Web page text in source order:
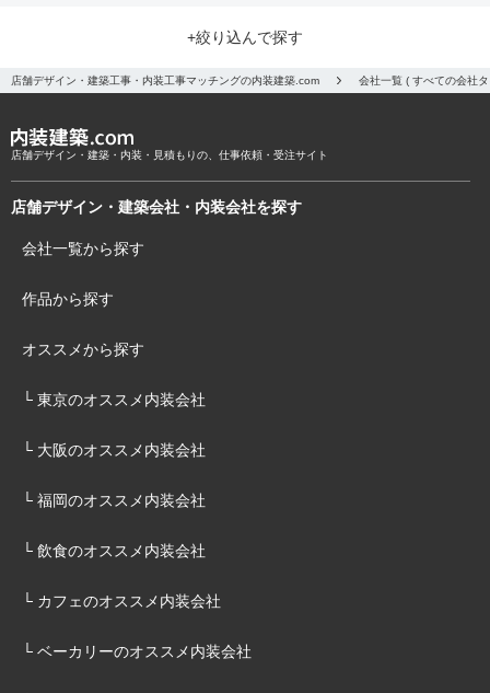
+絞り込んで探す
店舗デザイン・建築工事・内装工事マッチングの内装建築.com 会社一覧 ( すべての会社
店舗デザイン・建築・内装・見積もりの、仕事依頼・受注サイト
店舗デザイン・建築会社・内装会社を探す
会社一覧から探す
作品から探す
オススメから探す
└ 東京のオススメ内装会社
└ 大阪のオススメ内装会社
└ 福岡のオススメ内装会社
└ 飲食のオススメ内装会社
└ カフェのオススメ内装会社
└ ベーカリーのオススメ内装会社